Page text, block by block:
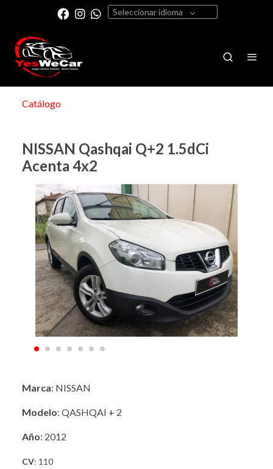
Seleccionar idioma
Catálogo
NISSAN Qashqai Q+2 1.5dCi
Acenta 4x2
Marca: NISSAN
Modelo: QASHQAI + 2
Año: 2012
CV: 110